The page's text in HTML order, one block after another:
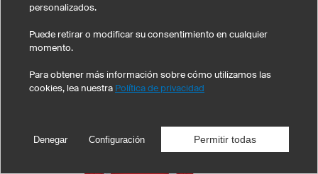
10 uds.: $56.00 cada unidad
50 uds.: $47.00 cada unidad
personalizados.
Puede retirar o modificar su consentimiento en cualquier
momento.
Para obtener más información sobre cómo utilizamos las
cookies, lea nuestra Política de privacidad
Denegar Configuración Permitir todas